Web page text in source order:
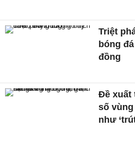
Triệt
bóng
đồng
Đề xuất
số
như